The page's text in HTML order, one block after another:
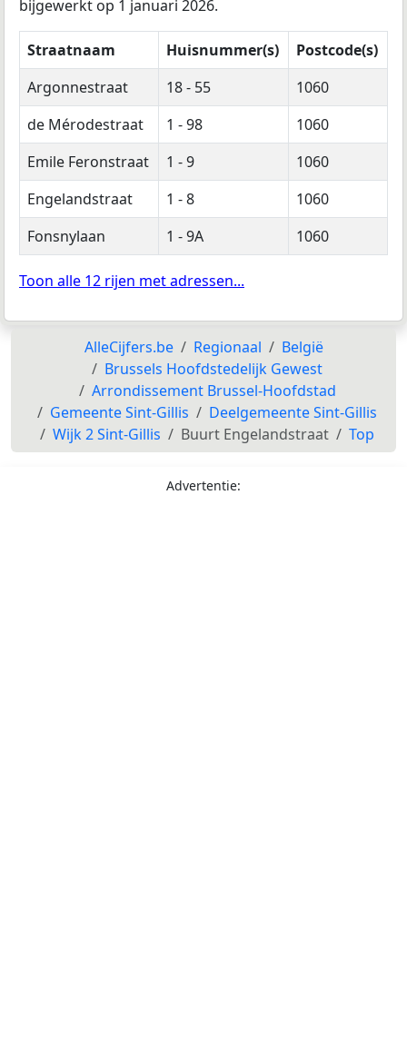
bijgewerkt op 1 januari 2026.
Straatnaam Huisnummer(s)
Postcode(s)
Argonnestraat
18 - 55
1060
de Mérodestraat
1 - 98
1060
Emile Feronstraat
1 - 9
1060
Engelandstraat
1 - 8
1060
Fonsnylaan
1 - 9A 1060
Toon alle 12 rijen met adressen...
AlleCijfers.be Regionaal
België
Brussels Hoofdstedelijk Gewest
Arrondissement Brussel-Hoofdstad
Gemeente Sint-Gillis
Deelgemeente Sint-Gillis
Wijk 2 Sint-Gillis
Buurt Engelandstraat Top
Advertentie: